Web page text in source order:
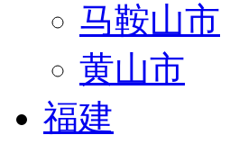
马鞍山市
黄山市
福建